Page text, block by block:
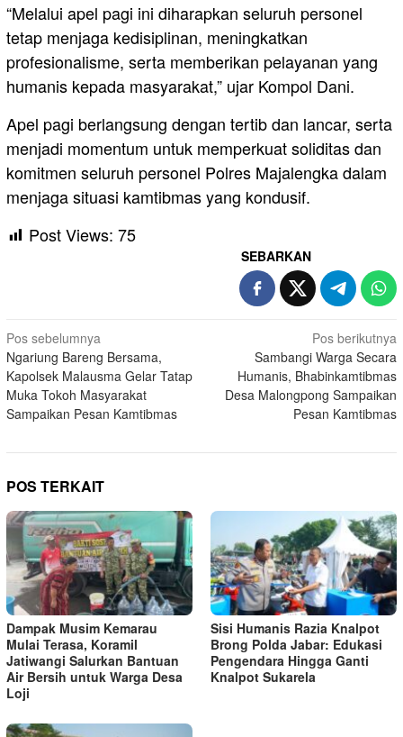
“Melalui apel pagi ini diharapkan seluruh personel
tetap menjaga kedisiplinan, meningkatkan
profesionalisme, serta memberikan pelayanan yang
humanis kepada masyarakat,” ujar Kompol Dani.
Apel pagi berlangsung dengan tertib dan lancar, serta
menjadi momentum untuk memperkuat soliditas dan
komitmen seluruh personel Polres Majalengka dalam
menjaga situasi kamtibmas yang kondusif.
Post Views: 75
SEBARKAN
Navigasi
pos
Pos sebelumnya
Ngariung Bareng Bersama,
Kapolsek Malausma Gelar Tatap
Muka Tokoh Masyarakat
Sampaikan Pesan Kamtibmas
Pos berikutnya
Sambangi Warga Secara
Humanis, Bhabinkamtibmas
Desa Malongpong Sampaikan
Pesan Kamtibmas
POS TERKAIT
Dampak Musim Kemarau
Mulai Terasa, Koramil
Jatiwangi Salurkan Bantuan
Air Bersih untuk Warga Desa
Loji
Sisi Humanis Razia Knalpot
Brong Polda Jabar: Edukasi
Pengendara Hingga Ganti
Knalpot Sukarela